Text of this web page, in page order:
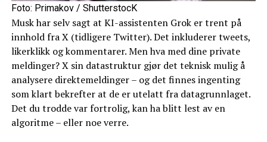
Foto: Primakov / ShutterstocK
Musk har selv sagt at KI-assistenten Grok er trent på
innhold fra X (tidligere Twitter). Det inkluderer tweets,
likerklikk og kommentarer. Men hva med dine private
meldinger? X sin datastruktur gjør det teknisk mulig å
analysere direktemeldinger – og det finnes ingenting
som klart bekrefter at de er utelatt fra datagrunnlaget.
Det du trodde var fortrolig, kan ha blitt lest av en
algoritme – eller noe verre.